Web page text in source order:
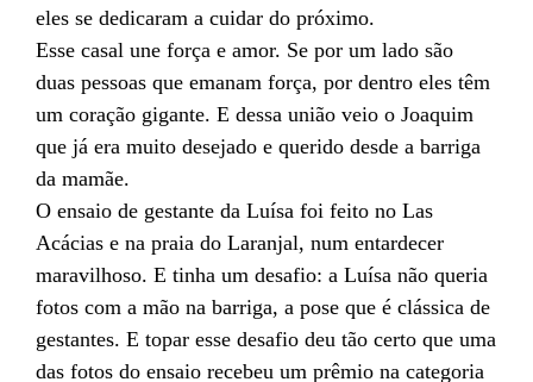
eles se dedicaram a cuidar do próximo.
Esse casal une força e amor. Se por um lado são
duas pessoas que emanam força, por dentro eles têm
um coração gigante. E dessa união veio o Joaquim
que já era muito desejado e querido desde a barriga
da mamãe.
O ensaio de gestante da Luísa foi feito no Las
Acácias e na praia do Laranjal, num entardecer
maravilhoso. E tinha um desafio: a Luísa não queria
fotos com a mão na barriga, a pose que é clássica de
gestantes. E topar esse desafio deu tão certo que uma
das fotos do ensaio recebeu um prêmio na categoria